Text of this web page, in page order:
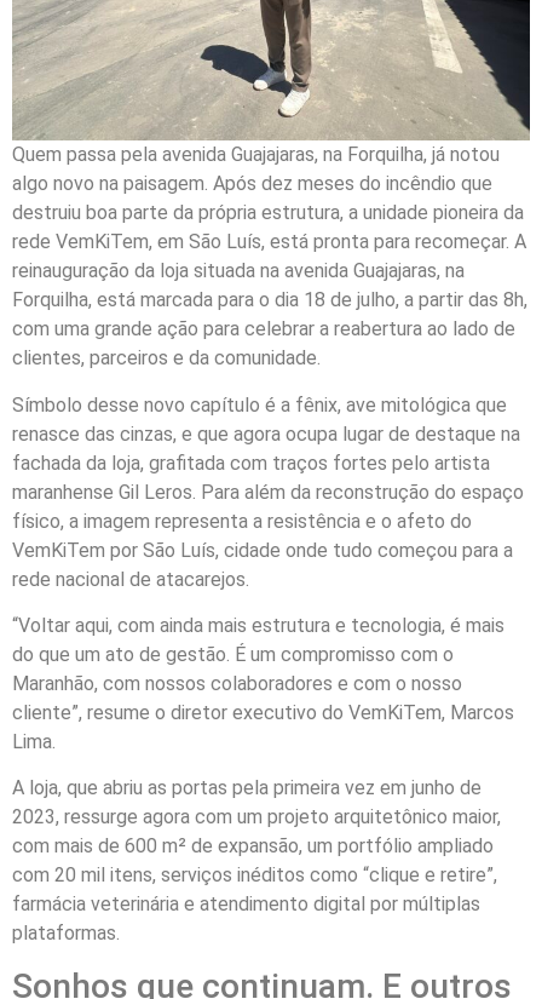
Quem passa pela avenida Guajajaras, na Forquilha, já notou
algo novo na paisagem. Após dez meses do incêndio que
destruiu boa parte da própria estrutura, a unidade pioneira da
rede VemKiTem, em São Luís, está pronta para recomeçar. A
reinauguração da loja situada na avenida Guajajaras, na
Forquilha, está marcada para o dia 18 de julho, a partir das 8h,
com uma grande ação para celebrar a reabertura ao lado de
clientes, parceiros e da comunidade.
Símbolo desse novo capítulo é a fênix, ave mitológica que
renasce das cinzas, e que agora ocupa lugar de destaque na
fachada da loja, grafitada com traços fortes pelo artista
maranhense Gil Leros. Para além da reconstrução do espaço
físico, a imagem representa a resistência e o afeto do
VemKiTem por São Luís, cidade onde tudo começou para a
rede nacional de atacarejos.
“Voltar aqui, com ainda mais estrutura e tecnologia, é mais
do que um ato de gestão. É um compromisso com o
Maranhão, com nossos colaboradores e com o nosso
cliente”, resume o diretor executivo do VemKiTem, Marcos
Lima.
A loja, que abriu as portas pela primeira vez em junho de
2023, ressurge agora com um projeto arquitetônico maior,
com mais de 600 m² de expansão, um portfólio ampliado
com 20 mil itens, serviços inéditos como “clique e retire”,
farmácia veterinária e atendimento digital por múltiplas
plataformas.
Sonhos que continuam. E outros